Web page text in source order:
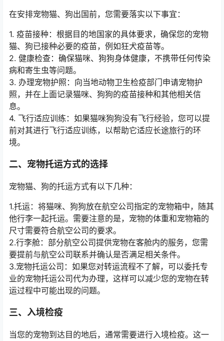
在安排宠物猫、狗出国前，您需要落实以下事宜：
1. 疫苗接种：根据目的地国家的具体要求，确保您的宠物
猫、狗已接种必要的疫苗，例如狂犬疫苗等。
2. 健康检查：确保猫咪、狗狗身体健康，不携带任何传染
病和寄生虫等问题。
3. 办理宠物护照：向当地动物卫生检疫部门申请宠物护
照，并在上面记录猫咪、狗狗的疫苗接种和其他相关信
息。
4. 飞行适应训练：如果猫咪狗狗没有飞行经验，您可以提
前对其进行飞行适应训练，以帮助它适应长途旅行的环
境。
二、宠物托运方式的选择
宠物猫、狗的托运方式有以下几种：
1.托运：将猫咪、狗狗放在航空公司指定的宠物箱中，随其
他行李一起托运。需要注意的是，宠物的体重和宠物箱的
尺寸需要符合航空公司的要求。
2.行李舱：部分航空公司提供宠物在客舱内的服务，您需
要提前与航空公司联系并确认是否满足相关条件。
3.宠物托运公司：如果您对转运流程不了解，可以委托专
业的宠物托运公司代为办理，这样可以减少您的宠物在转
运过程中可能出现的问题。
三、入境检疫
当您的宠物到达目的地后，通常需要进行入境检疫。这一